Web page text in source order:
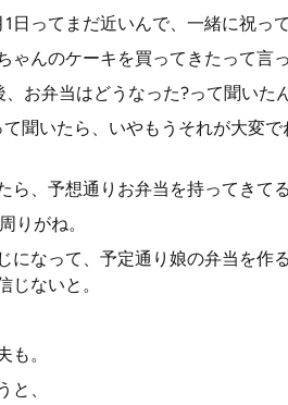
ってまだ近いんで、一緒に祝って
んのケーキを買ってきたって言っ
お弁当はどうなった?って聞いた
聞いたら、いやもうそれが大変で
、予想通りお弁当を持ってきて
りがね。
になって、予定通り娘の弁当を作
ないと。
。
、